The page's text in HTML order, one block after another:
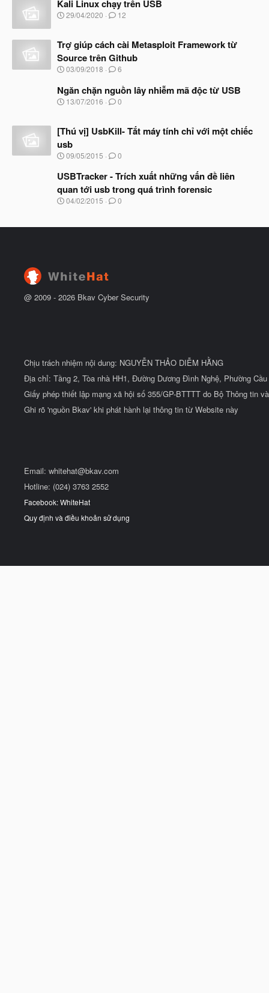
y
b
ắ
đ
ầ
u
Kali Linux chạy trên USB
N
y
b
ắ
t
ầ
u
29/04/2020 12
Trợ giúp cách cài Metasploit Framework từ
Source trên Github
N
à
y
b
t
đ
ầ
u
03/09/2018 6
Ngăn chặn nguồn lây nhiễm mã độc từ USB
N
y
b
ắ
t
ầ
u
13/07/2016 0
[Thú vị] UsbKill- Tắt máy tính chỉ với một chiếc
usb
N
à
b
ắ
09/05/2015 0
USBTracker - Trích xuất những vấn đề liên
quan tới usb trong quá trình forensic
N
y
ầ
04/02/2015 0
@ 2009 - 2026 Bkav Cyber Security
Chịu trách nhiệm nội dung: NGUYỄN THẢO DIỄM HẰNG
Địa chỉ: Tầng 2, Tòa nhà HH1, Đường Dương Đình Nghệ, Phường
Giấy phép thiết lập mạng xã hội số 355/GP-BTTTT do Bộ Thông tin
Ghi rõ 'nguồn Bkav' khi phát hành lại thông tin từ Website này
Email: whitehat@bkav.com
Hotline: (024) 3763 2552
Facebook: WhiteHat
Quy định và điều khoản sử dụng